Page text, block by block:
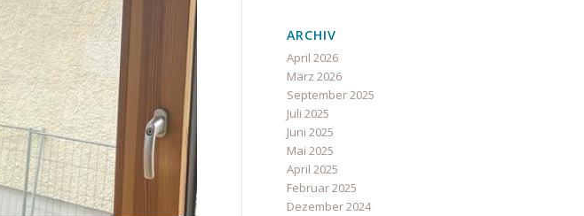
ARCHIV
April 2026
März 2026
September 2025
Juli 2025
Juni 2025
Mai 2025
April 2025
Februar 2025
Dezember 2024